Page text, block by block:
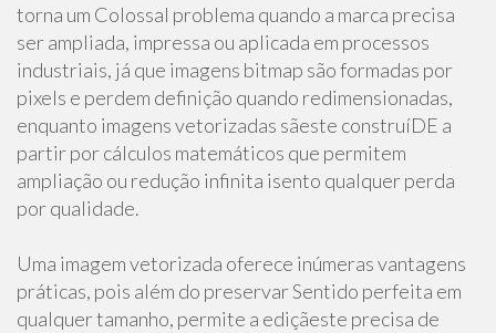
torna um Colossal problema quando a marca precisa
ser ampliada, impressa ou aplicada em processos
industriais, já que imagens bitmap são formadas por
pixels e perdem definição quando redimensionadas,
enquanto imagens vetorizadas sãeste construíDE a
partir por cálculos matemáticos que permitem
ampliação ou redução infinita isento qualquer perda
por qualidade.
Uma imagem vetorizada oferece inúmeras vantagens
práticas, pois além do preservar Sentido perfeita em
qualquer tamanho, permite a ediçãeste precisa de